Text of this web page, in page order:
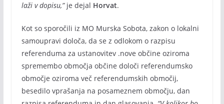
laži v dopisu,”je dejal Horvat.
Kot so sporočili iz MO Murska Sobota, zakon o lokalni
samoupravi določa, da se z odlokom o razpisu
referenduma za ustanovitev .nove občine oziroma
spremembo območja občine določi referendumsko
območje oziroma več referendumskih območij,
besedilo vprašanja na posameznem območju, dan